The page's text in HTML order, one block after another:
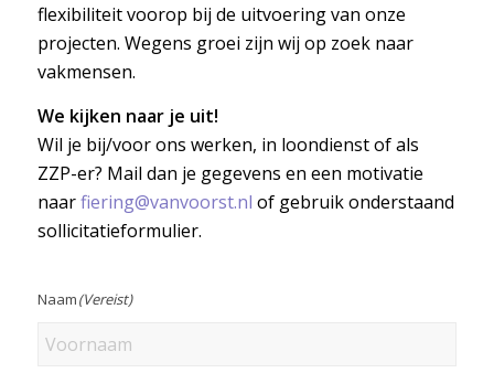
flexibiliteit voorop bij de uitvoering van onze
projecten. Wegens groei zijn wij op zoek naar
vakmensen.
We kijken naar je uit!
Wil je bij/voor ons werken, in loondienst of als
ZZP-er? Mail dan je gegevens en een motivatie
naarfiering@vanvoorst.nl of gebruik onderstaand
sollicitatieformulier.
Naam(Vereist)